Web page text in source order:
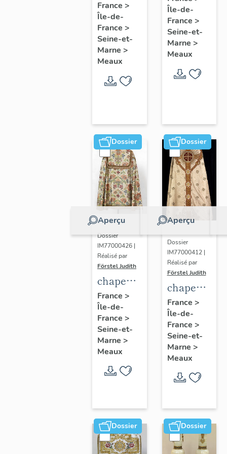
collectif
sur les
cours
communes
du
Faubourg
Saint-
France >
Île-de-
France >
Seine-et-
Marne >
Meaux
l'étude
du
patrimoine
de
Meaux
Île-de-
France >
Seine-et-
Marne >
Meaux
Dossier
Aperçu
Dossier
IM77000426 |
Réalisé par
Förstel Judith
chape
blanche
à fleurs
France >
Île-de-
France >
Seine-et-
Marne >
Meaux
Dossier
Aperçu
Dossier
IM77000412 |
Réalisé par
Förstel Judith
chape
blanche,
1ere
moitié
du 20e
siècle
France >
Île-de-
France >
Seine-et-
Marne >
Meaux
Dossier Dossier